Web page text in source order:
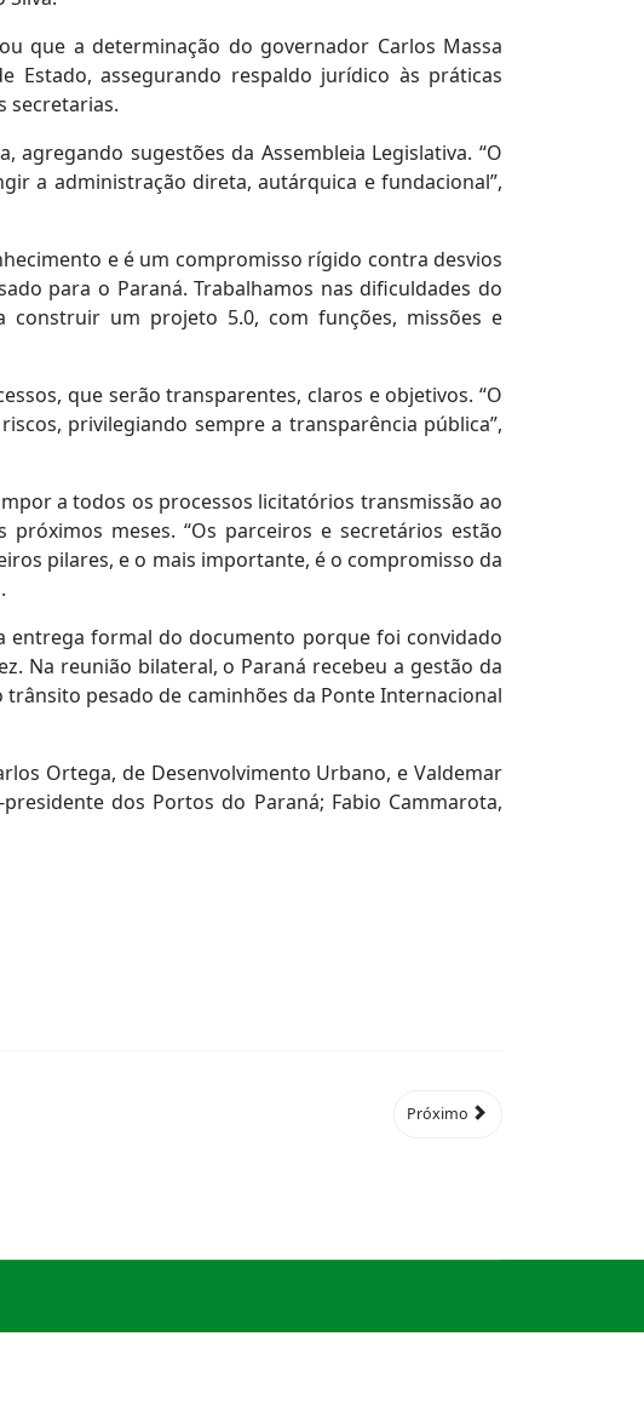
que a determinação do governador Carlos Massa
assegurando respaldo jurídico às práticas
secretarias.
sugestões da Assembleia Legislativa. “O
a administração direta, autárquica e fundacional”,
e é um compromisso rígido contra desvios
para o Paraná. Trabalhamos nas dificuldades do
construir um projeto 5.0, com funções, missões e
que serão transparentes, claros e objetivos. “O
privilegiando sempre a transparência pública”,
a todos os processos licitatórios transmissão ao
meses. “Os parceiros e secretários estão
pilares, e o mais importante, é o compromisso da
entrega formal do documento porque foi convidado
Na reunião bilateral, o Paraná recebeu a gestão da
pesado de caminhões da Ponte Internacional
Ortega, de Desenvolvimento Urbano, e Valdemar
dos Portos do Paraná; Fabio Cammarota,
Próximo